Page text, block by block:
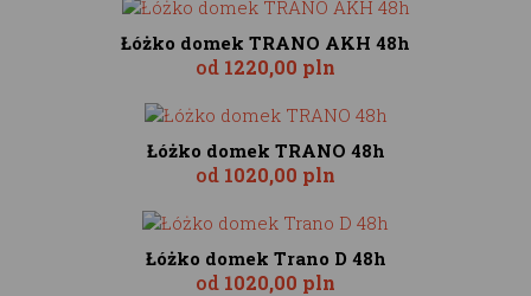
Łóżko domek TRANO AKH 48h
od 1220,00 pln
Łóżko domek TRANO 48h
od 1020,00 pln
Łóżko domek Trano D 48h
od 1020,00 pln